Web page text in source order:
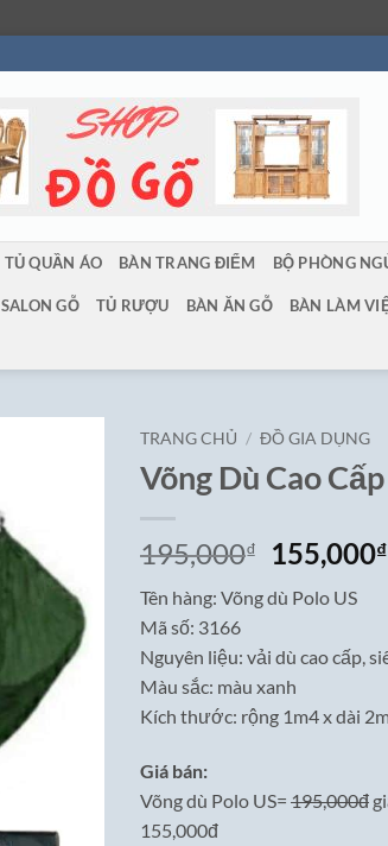
TỦ QUẦN ÁO BÀN TRANG ĐIỂM BỘ PHÒNG
SALON GỖ TỦ RƯỢU BÀN ĂN GỖ BÀN LÀM
TRANG CHỦ / ĐỒ GIA DỤNG
Võng Dù Cao
195,000₫
Giá
là:
155,000₫
Tên hàng: Võng dù Polo US
Mã số: 3166
Nguyên liệu: vải dù cao cấp,
Màu sắc: màu xanh
Kích thước: rộng 1m4 x dài
Giá bán:
Võng dù Polo US= 195,000đ
155,000đ